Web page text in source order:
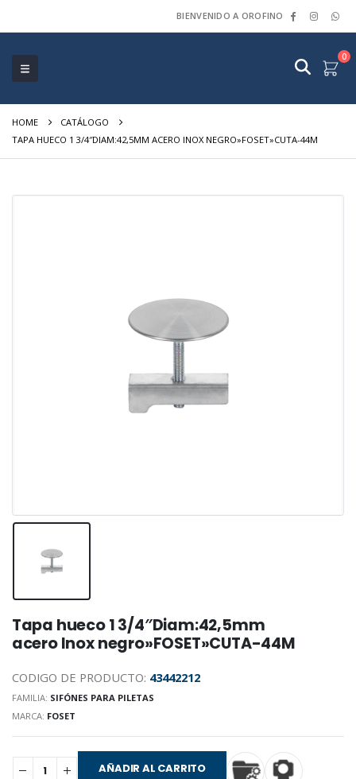
BIENVENIDO A OROFINO
0
HOME
CATÁLOGO
TAPA HUECO 1 3/4″DIAM:42,5MM ACERO INOX NEGRO»FOSET»CUTA-44M
Tapa hueco 1 3/4″Diam:42,5mm
acero Inox negro»FOSET»CUTA-44M
CODIGO DE PRODUCTO: 43442212
FAMILIA: SIFÓNES PARA PILETAS
MARCA: FOSET
AÑADIR AL CARRITO